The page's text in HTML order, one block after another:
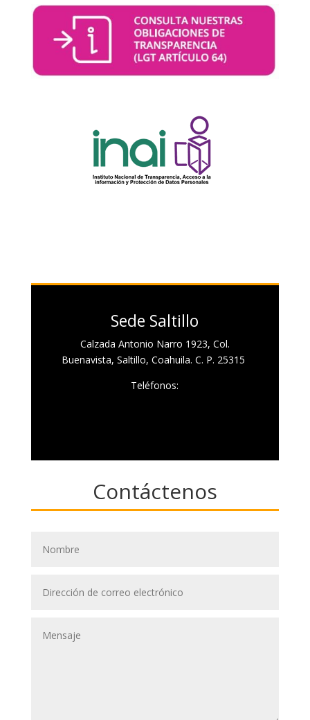
Sede Saltillo
Calzada Antonio Narro 1923, Col.
Buenavista, Saltillo, Coahuila. C. P. 25315
Teléfonos:
Contáctenos